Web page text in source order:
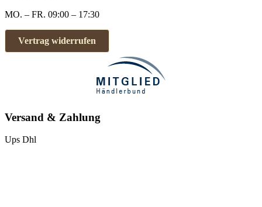
MO. – FR. 09:00 – 17:30
Vertrag widerrufen
Versand & Zahlung
Ups Dhl